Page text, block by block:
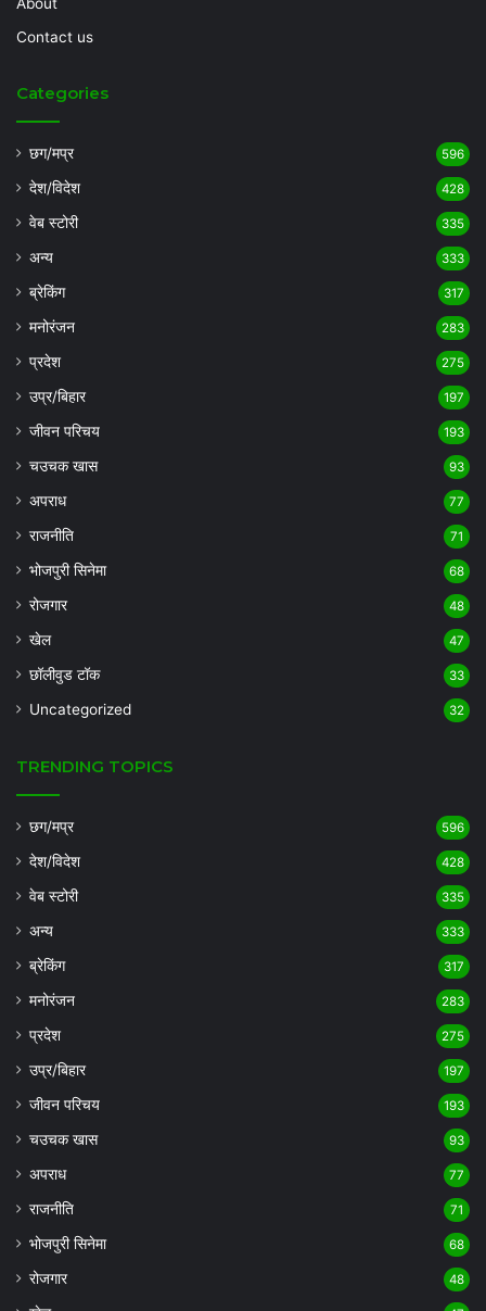
About
Contact us
Categories
छग/मप्र 596
देश/विदेश 428
वेब स्टोरी 335
अन्य 333
ब्रेकिंग 317
मनोरंजन 283
प्रदेश 275
उप्र/बिहार 197
जीवन परिचय 193
चउचक खास 93
अपराध 77
राजनीति 71
भोजपुरी सिनेमा 68
रोजगार 48
खेल 47
छॉलीवुड टॉक 33
Uncategorized 32
TRENDING TOPICS
छग/मप्र 596
देश/विदेश 428
वेब स्टोरी 335
अन्य 333
ब्रेकिंग 317
मनोरंजन 283
प्रदेश 275
उप्र/बिहार 197
जीवन परिचय 193
चउचक खास 93
अपराध 77
राजनीति 71
भोजपुरी सिनेमा 68
रोजगार 48